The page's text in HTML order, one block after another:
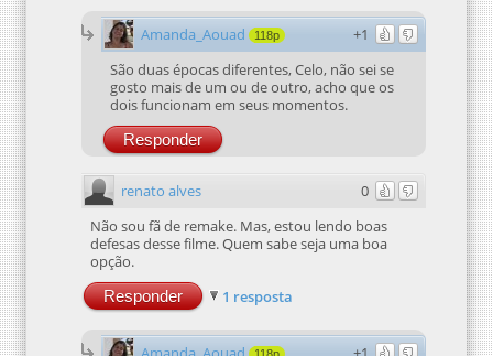
+1
Amanda_Aouad 118p
São duas épocas diferentes, Celo, não sei se
gosto mais de um ou de outro, acho que os
dois funcionam em seus momentos.
Responder
0
renato alves
Não sou fã de remake. Mas, estou lendo boas
defesas desse filme. Quem sabe seja uma boa
opção.
Responder 1 resposta